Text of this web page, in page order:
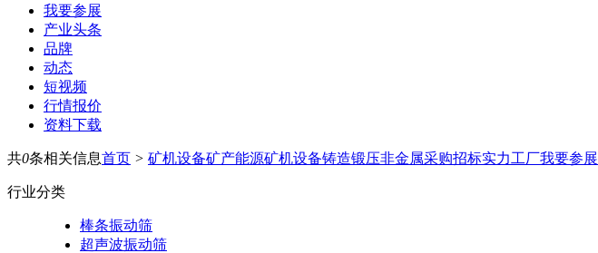
我要参展
产业头条
品牌
动态
短视频
行情报价
资料下载
共0条相关信息首页 > 矿机设备矿产能源矿机设备铸造锻压非金属采购招标实力工厂我要参展
行业分类
棒条振动筛
超声波振动筛